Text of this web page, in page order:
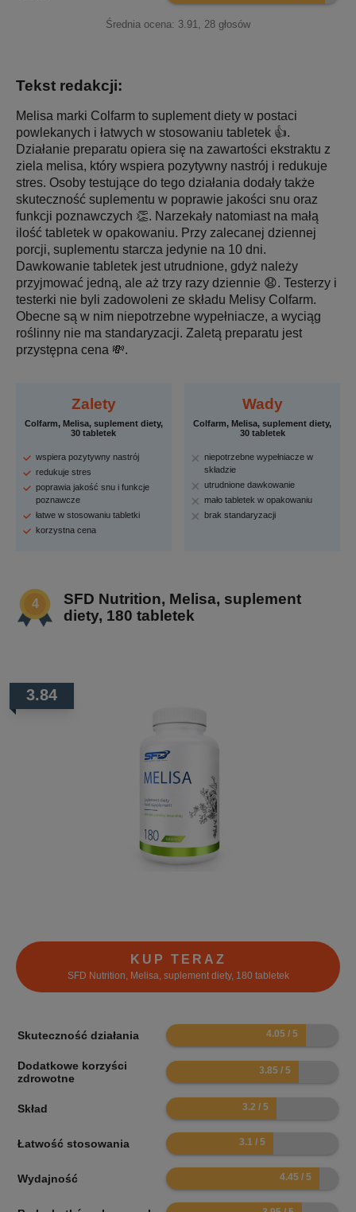
Średnia ocena: 3.91, 28 głosów
Tekst redakcji:
Melisa marki Colfarm to suplement diety w postaci
powlekanych i łatwych w stosowaniu tabletek 👍.
Działanie preparatu opiera się na zawartości ekstraktu z
ziela melisa, który wspiera pozytywny nastrój i redukuje
stres. Osoby testujące do tego działania dodały także
skuteczność suplementu w poprawie jakości snu oraz
funkcji poznawczych 👏. Narzekały natomiast na małą
ilość tabletek w opakowaniu. Przy zalecanej dziennej
porcji, suplementu starcza jedynie na 10 dni.
Dawkowanie tabletek jest utrudnione, gdyż należy
przyjmować jedną, ale aż trzy razy dziennie 😧. Testerzy i
testerki nie byli zadowoleni ze składu Melisy Colfarm.
Obecne są w nim niepotrzebne wypełniacze, a wyciąg
roślinny nie ma standaryzacji. Zaletą preparatu jest
przystępna cena 💸.
Zalety
Colfarm, Melisa, suplement diety,
30 tabletek
wspiera pozytywny nastrój
redukuje stres
poprawia jakość snu i funkcje
poznawcze
łatwe w stosowaniu tabletki
korzystna cena
Wady
Colfarm, Melisa, suplement diety,
30 tabletek
niepotrzebne wypełniacze w
składzie
utrudnione dawkowanie
mało tabletek w opakowaniu
brak standaryzacji
SFD Nutrition, Melisa, suplement
diety, 180 tabletek
3.84
KUP TERAZ
SFD Nutrition, Melisa, suplement diety, 180 tabletek
Skuteczność działania 8.1
Dodatkowe korzyści
zdrowotne
7.7
Skład 6.4
Łatwość stosowania 6.2
Wydajność 8.9
7.9